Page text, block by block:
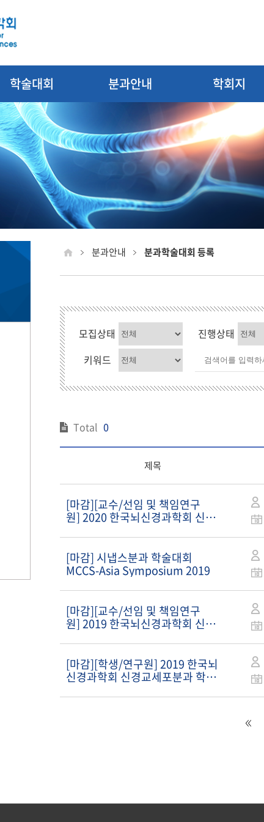
학술대회 분과안내 학회지
분과안내 분과학술대회 등록
모집상태 진행상태
키워드
Total 0
제목
[마감][교수/선임 및 책임연구
원] 2020 한국뇌신경과학회 신경
[마감] 시냅스분과 학술대회
MCCS-Asia Symposium 2019
[마감][교수/선임 및 책임연구
원] 2019 한국뇌신경과학회 신경
[마감][학생/연구원] 2019 한국뇌
신경과학회 신경교세포분과 학술